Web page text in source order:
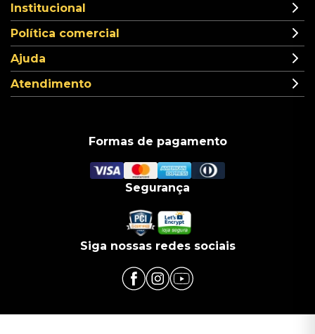
Institucional
Política comercial
Ajuda
Atendimento
Formas de pagamento
Segurança
Siga nossas redes sociais